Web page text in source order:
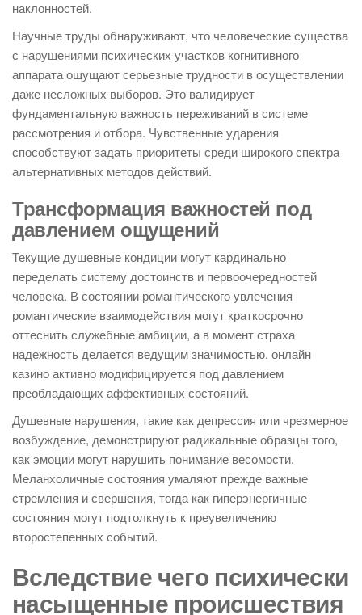
наклонностей.
Научные труды обнаруживают, что человеческие существа
с нарушениями психических участков когнитивного
аппарата ощущают серьезные трудности в осуществлении
даже несложных выборов. Это валидирует
фундаментальную важность переживаний в системе
рассмотрения и отбора. Чувственные ударения
способствуют задать приоритеты среди широкого спектра
альтернативных методов действий.
Трансформация важностей под
давлением ощущений
Текущие душевные кондиции могут кардинально
переделать систему достоинств и первоочередностей
человека. В состоянии романтического увлечения
романтические взаимодействия могут краткосрочно
оттеснить служебные амбиции, а в момент страха
надежность делается ведущим значимостью. онлайн
казино активно модифицируется под давлением
преобладающих аффективных состояний.
Душевные нарушения, такие как депрессия или чрезмерное
возбуждение, демонстрируют радикальные образцы того,
как эмоции могут нарушить понимание весомости.
Меланхоличные состояния умаляют прежде важные
стремления и свершения, тогда как гиперэнергичные
состояния могут подтолкнуть к преувеличению
второстепенных событий.
Вследствие чего психически
насыщенные происшествия